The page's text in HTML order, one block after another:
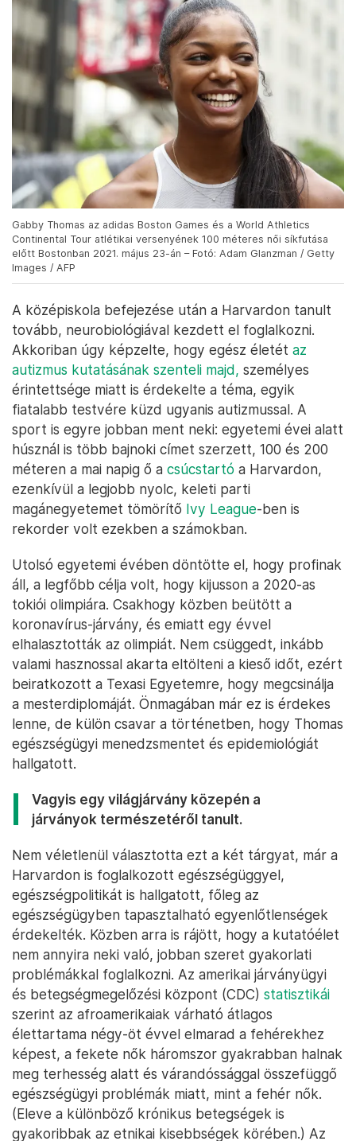
Gabby Thomas az adidas Boston Games és a World Athletics
Continental Tour atlétikai versenyének 100 méteres női síkfutása
előtt Bostonban 2021. május 23-án – Fotó: Adam Glanzman / Getty
Images / AFP
A középiskola befejezése után a Harvardon tanult
tovább, neurobiológiával kezdett el foglalkozni.
Akkoriban úgy képzelte, hogy egész életét az
autizmus kutatásának szenteli majd, személyes
érintettsége miatt is érdekelte a téma, egyik
fiatalabb testvére küzd ugyanis autizmussal. A
sport is egyre jobban ment neki: egyetemi évei alatt
húsznál is több bajnoki címet szerzett, 100 és 200
méteren a mai napig ő a csúcstartó a Harvardon,
ezenkívül a legjobb nyolc, keleti parti
magánegyetemet tömörítő Ivy League-ben is
rekorder volt ezekben a számokban.
Utolsó egyetemi évében döntötte el, hogy profinak
áll, a legfőbb célja volt, hogy kijusson a 2020-as
tokiói olimpiára. Csakhogy közben beütött a
koronavírus-járvány, és emiatt egy évvel
elhalasztották az olimpiát. Nem csüggedt, inkább
valami hasznossal akarta eltölteni a kieső időt, ezért
beiratkozott a Texasi Egyetemre, hogy megcsinálja
a mesterdiplomáját. Önmagában már ez is érdekes
lenne, de külön csavar a történetben, hogy Thomas
egészségügyi menedzsmentet és epidemiológiát
hallgatott.
Vagyis egy világjárvány közepén a
járványok természetéről tanult.
Nem véletlenül választotta ezt a két tárgyat, már a
Harvardon is foglalkozott egészségüggyel,
egészségpolitikát is hallgatott, főleg az
egészségügyben tapasztalható egyenlőtlenségek
érdekelték. Közben arra is rájött, hogy a kutatóélet
nem annyira neki való, jobban szeret gyakorlati
problémákkal foglalkozni. Az amerikai járványügyi
és betegségmegelőzési központ (CDC) statisztikái
szerint az afroamerikaiak várható átlagos
élettartama négy-öt évvel elmarad a fehérekhez
képest, a fekete nők háromszor gyakrabban halnak
meg terhesség alatt és várandóssággal összefüggő
egészségügyi problémák miatt, mint a fehér nők.
(Eleve a különböző krónikus betegségek is
gyakoribbak az etnikai kisebbségek körében.) Az